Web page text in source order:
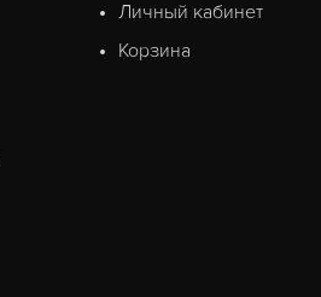
Личный кабинет
Корзина